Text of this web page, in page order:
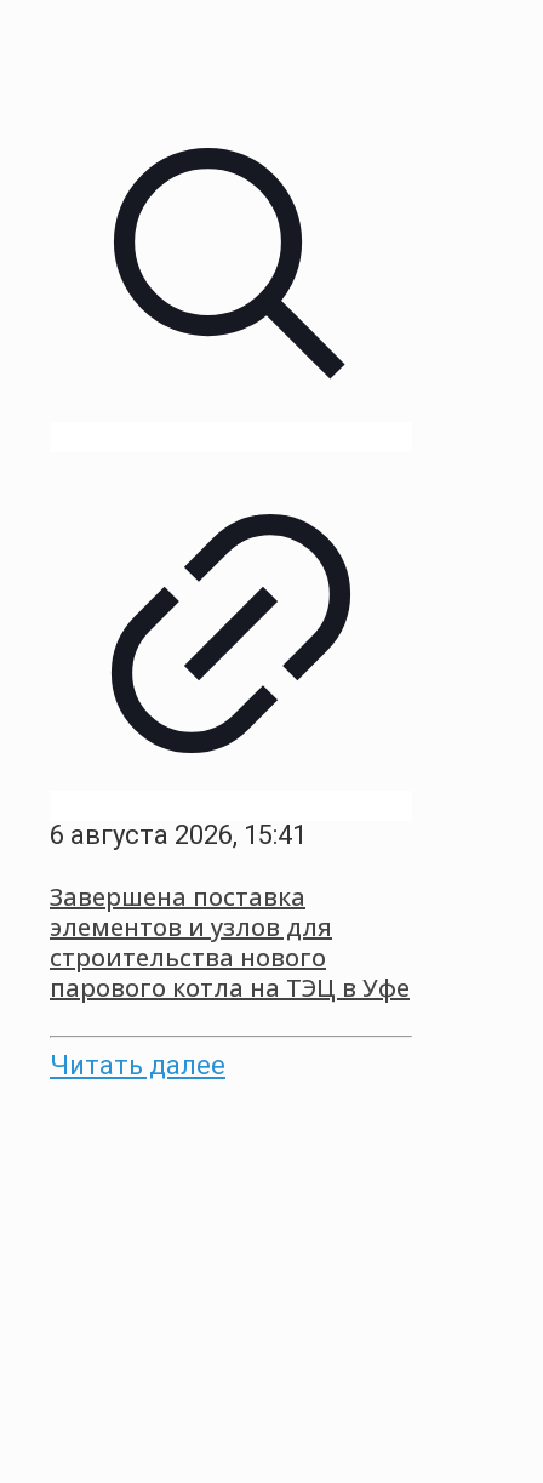
6 августа 2026, 15:41
Завершена поставка
элементов и узлов для
строительства нового
парового котла на ТЭЦ в Уфе
Читать далее